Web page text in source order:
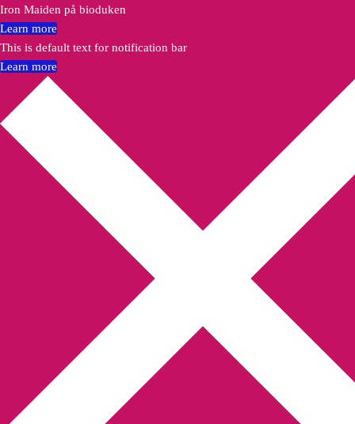
Iron Maiden på bioduken
Learn more
This is default text for notification bar
Learn more